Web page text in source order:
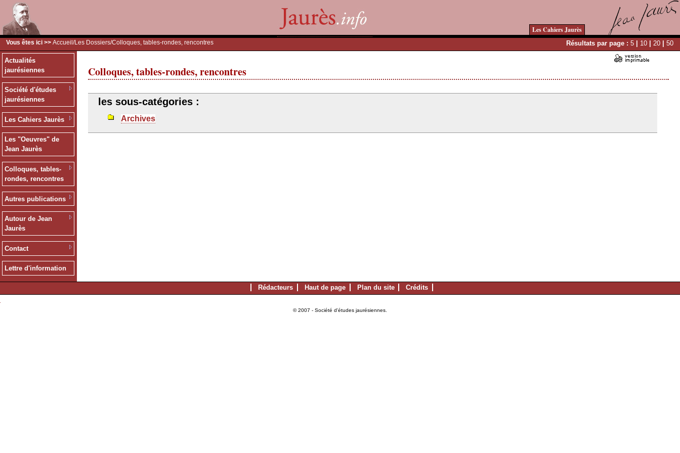
Les Cahiers Jaurès
Vous êtes ici >> Accueil /Les Dossiers/Colloques, tables-rondes, rencontres Résultats par page : 5 | 10 | 20 | 50
Actualités
jaurésiennes
Société d'études
jaurésiennes
Les Cahiers Jaurès
Les "Oeuvres" de
Jean Jaurès
Colloques, tables-
rondes, rencontres
Autres publications
Autour de Jean
Jaurès
Contact
Lettre d'information
Colloques, tables-rondes, rencontres
les sous-catégories :
Archives
Rédacteurs Haut de page Plan du site Crédits
© 2007 - Société d'études jaurésiennes.